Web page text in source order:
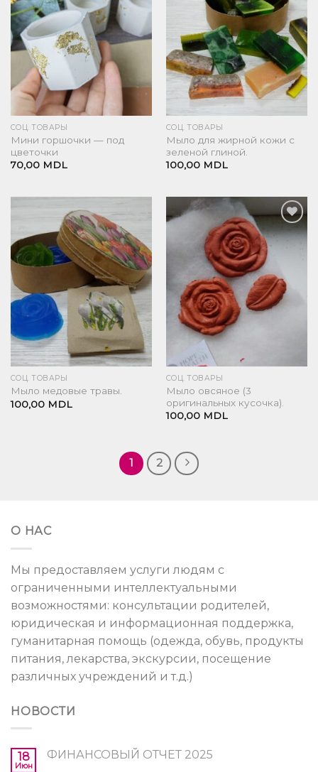
СОЦ. ТОВАРЫ
Мини горшочки — под
цветочки
70,00 MDL
СОЦ. ТОВАРЫ
Мыло для жирной кожи с
зеленой глиной.
100,00 MDL
Добавить
в список
желаний
СОЦ. ТОВАРЫ
Мыло медовые травы.
100,00 MDL
Добавить
в список
желаний
СОЦ. ТОВАРЫ
Мыло овсяное (3
оригинальных кусочка).
100,00 MDL
1 2
О НАС
Мы предоставляем услуги людям с
ограниченными интеллектуальными
возможностями: консультации родителей,
юридическая и информационная поддержка,
гуманитарная помощь (одежда, обувь, продукты
питания, лекарства, экскурсии, посещение
различных учреждений и т.д.)
НОВОСТИ
18
Июн
ФИНАНСОВЫЙ ОТЧЕТ 2025